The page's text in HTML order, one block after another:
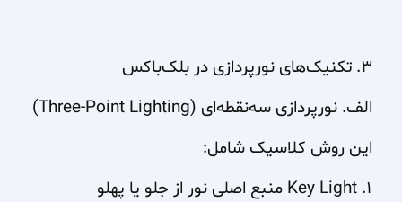
۳. تکنیک‌های نورپردازی در بلک‌باکس
الف. نورپردازی سه‌نقطه‌ای (Three-Point Lighting)
این روش کلاسیک شامل:
۱. Key Light منبع اصلی نور از جلو یا پهلو